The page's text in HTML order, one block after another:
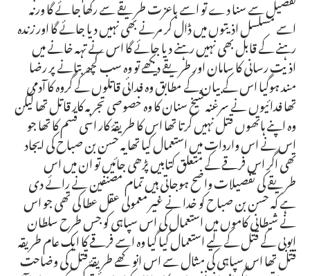
تفصیل سے سنا دے تو اسے باعزت طریقے سے رکھا جائے گا ورنہ
اسے مسلسل اذیتوں میں ڈال کر مرنے بھی نہیں دیا جائے گا اور زندہ
رہنے کے قابل بھی نہیں رہنے دیا جائے گا اس نے تہہ خانے میں
اذیت رسانی کا سامان اور طریقے دیکھے تو وہ سب کچھ بتانے پر رضا
مند ہوگیا اس کے بیان کے مطابق وہ فدائی قاتلوں کے گروہ کا آدمی
تھا فدائیوں نے سرغنہ شیخ سنان کا وہ خصوصی تجربہ کار قاتل تھا لیکن
وہ اپنے ہاتھوں قتل نہیں کرتا تھا اس کا طریقۂ کار اسی قسم کا تھا جو
اس نے اس واردات میں استعمال کیا تھا یہ حسن بن صباح کی ایجاد
تھی اگر اس فرقے کے متعلق کتابیں پڑھی جائیں تو ان میں اس
طریقے کی تفصیلات واضح ہوجاتی ہیں تمام مصنفین نے رائے دی
ہے کہ حسن بن صباح کو خدا نے غیر معمولی عقل عطا کی تھی جو اس
نے شیطانی کاموں میں استعمال کی اس سپاہی کو جس طرح سلطان
ایوبی کے قتل کے لیے استعمال کیا گیا وہ اسے فرقے کا ایک عام طریقہ
قتل تھا اس سپاہی کی مثال سے اس انوکھے طریقۂ قتل کی وضاحت